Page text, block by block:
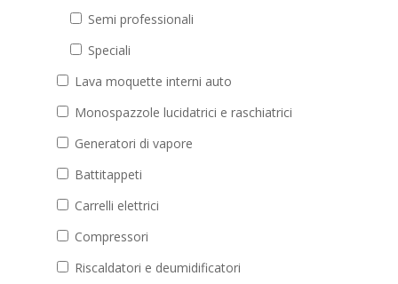
Semi professionali
Speciali
Lava moquette interni auto
Monospazzole lucidatrici e raschiatrici
Generatori di vapore
Battitappeti
Carrelli elettrici
Compressori
Riscaldatori e deumidificatori